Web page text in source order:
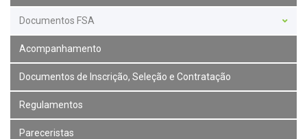
Documentos FSA
Acompanhamento
Documentos de Inscrição, Seleção e Contratação
Regulamentos
Pareceristas